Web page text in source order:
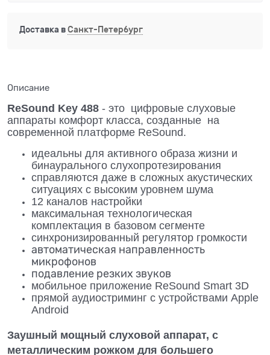
Доставка вСанкт-Петербург
Описание
ReSound Key 488 - это цифровые слуховые
аппараты комфорт класса, созданные на
современной платформе ReSound.
идеальны для активного образа жизни и
бинаурального слухопротезирования
справляются даже в сложных акустических
ситуациях с высоким уровнем шума
12 каналов настройки
максимальная технологическая
комплектация в базовом сегменте
синхронизированный регулятор громкости
автоматическая направленность
микрофонов
подавление резких звуков
мобильное приложение ReSound Smart 3D
прямой аудиостриминг с устройствами Apple
Android
Заушный мощный слуховой аппарат, с
металлическим рожком для большего